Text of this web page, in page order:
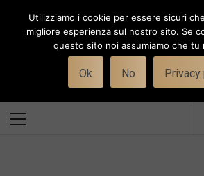
Toggle
WORK-WIFE
Il magazine per le donne che lavorano
Menu
Utilizziamo i cookie per essere sicuri
migliore esperienza sul nostro sito. Se
questo sito noi assumiamo che tu
Ok No Privacy